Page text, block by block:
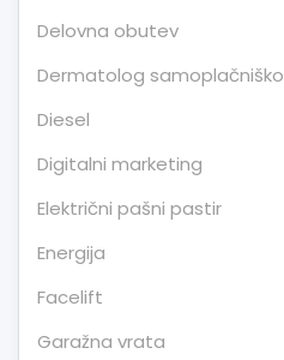
Delovna obutev
Dermatolog samoplačniško
Diesel
Digitalni marketing
Električni pašni pastir
Energija
Facelift
Garažna vrata